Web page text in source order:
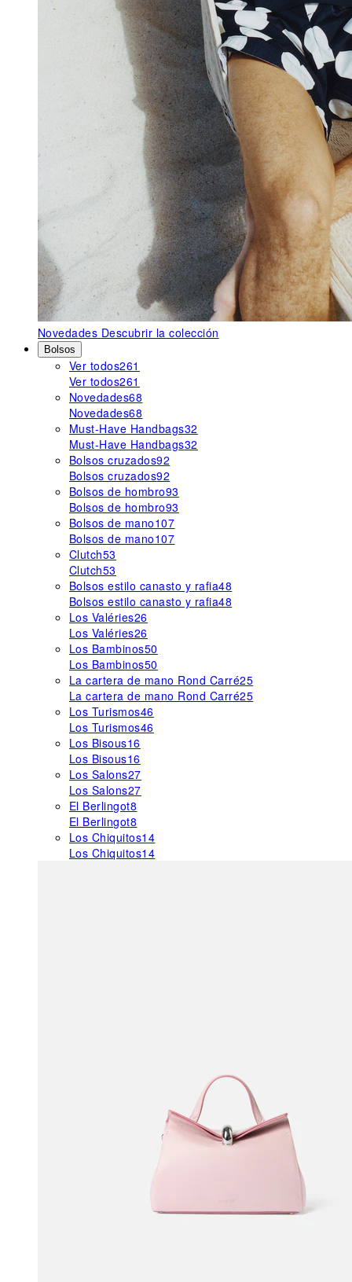
Novedades Descubrir la colección
Bolsos
Ver todos261
Ver todos261
Novedades68
Novedades68
Must-Have Handbags32
Must-Have Handbags32
Bolsos cruzados92
Bolsos cruzados92
Bolsos de hombro93
Bolsos de hombro93
Bolsos de mano107
Bolsos de mano107
Clutch53
Clutch53
Bolsos estilo canasto y rafia48
Bolsos estilo canasto y rafia48
Los Valéries26
Los Valéries26
Los Bambinos50
Los Bambinos50
La cartera de mano Rond Carré25
La cartera de mano Rond Carré25
Los Turismos46
Los Turismos46
Los Bisous16
Los Bisous16
Los Salons27
Los Salons27
El Berlingot8
El Berlingot8
Los Chiquitos14
Los Chiquitos14